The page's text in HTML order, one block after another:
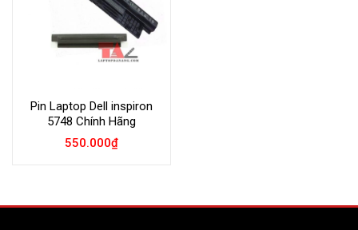
Pin Laptop Dell inspiron
5748 Chính Hãng
550.000₫